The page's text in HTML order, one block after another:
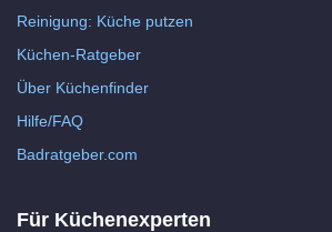
Reinigung: Küche putzen
Küchen-Ratgeber
Über Küchenfinder
Hilfe/FAQ
Badratgeber.com
Für Küchenexperten